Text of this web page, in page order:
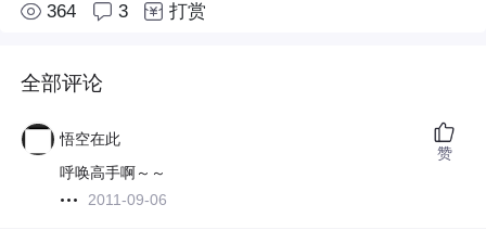
364 3 打赏
全部评论
悟空在此
呼唤高手啊～～
2011-09-06
赞